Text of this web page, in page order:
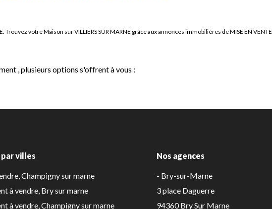
votre Maison sur VILLIERS SUR MARNE grâce aux annonces immobilières de MISE EN VENTE.
, plusieurs options s'offrent à vous :
par villes
Champigny sur marne
à vendre, Bry sur marne
à vendre, Champigny sur marne
Nos agences
- Bry-sur-Marne
3 place Daguerre
94360 Bry Sur Marne